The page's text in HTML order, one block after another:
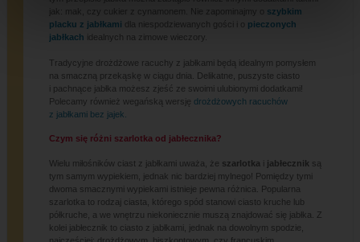
jak: mak, czy cukier z cynamonem. Nie zapominajmy o szybkim
placku z jabłkami dla niespodziewanych gości i o pieczonych
jabłkach idealnych na zimowe wieczory.
Tradycyjne drożdżowe racuchy z jabłkami będą idealnym pomysłem
na smaczną przekąskę w ciągu dnia. Delikatne, puszyste ciasto
i pachnące jabłka możesz zjeść ze swoimi ulubionymi dodatkami!
Polecamy również wegańską wersję drożdżowych racuchów
z jabłkami bez jajek.
Czym się różni szarlotka od jabłecznika?
Wielu miłośników ciast z jabłkami uważa, że szarlotka jabłecznik są
tym samym wypiekiem, jednak nic bardziej mylnego! Pomiędzy tymi
dwoma smacznymi wypiekami istnieje pewna różnica. Popularna
szarlotka to rodzaj ciasta, którego spód stanowi ciasto kruche lub
półkruche, a we wnętrzu niekoniecznie muszą znajdować się jabłka. Z
kolei jabłecznik to ciasto z jabłkami, jednak na dowolnym spodzie,